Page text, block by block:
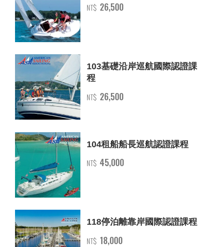
NT$ 26,500
103基礎沿岸巡航國際認證課
程
NT$ 26,500
104租船船長巡航認證課程
NT$ 45,000
118停泊離靠岸國際認證課程
NT$ 18,000